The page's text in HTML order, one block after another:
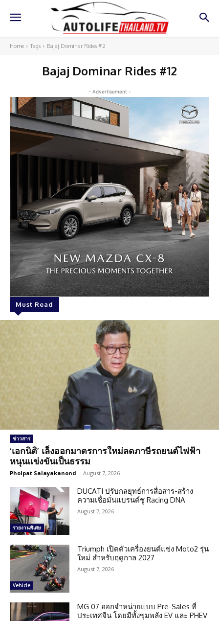
Home Tags Bajaj Dominar Rides #12
Bajaj Dominar Rides #12
- Advertisement -
Must Read
ข่าวสาร
‘เอกนิติ’ เล็งออกมาตรการใหม่ลดภาษีรถยนต์ไฟฟ้า
หนุนแข่งขันเป็นธรรม
Pholpat Salayakanond - August 7, 2026
รายงานพิเศษ
DUCATI ปรับกลยุทธ์การสื่อสาร-สร้าง
ความเชื่อมั่นแบรนด์ชู Racing DNA
August 7, 2026
Vehicle
Triumph เปิดตัวเครื่องยนต์แข่ง Moto2 รุ่น
ใหม่ สำหรับฤดูกาล 2027
August 7, 2026
MG 07 ออกจำหน่ายแบบ Pre-Sales ที่
ประเทศจีน โดยมีทั้งขุมพลัง EV และ PHEV